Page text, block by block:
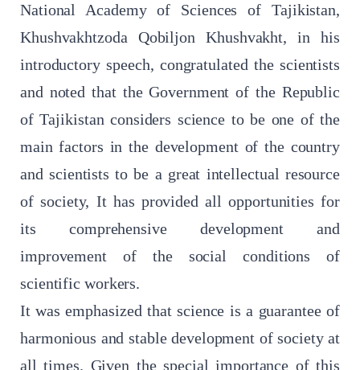
National Academy of Sciences of Tajikistan,
Khushvakhtzoda Qobiljon Khushvakht, in his
introductory speech, congratulated the scientists
and noted that the Government of the Republic
of Tajikistan considers science to be one of the
main factors in the development of the country
and scientists to be a great intellectual resource
of society, It has provided all opportunities for
its comprehensive development and
improvement of the social conditions of
scientific workers.
It was emphasized that science is a guarantee of
harmonious and stable development of society at
all times. Given the special importance of this